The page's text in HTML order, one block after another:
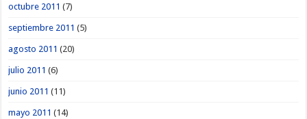
octubre 2011 (7)
septiembre 2011 (5)
agosto 2011 (20)
julio 2011 (6)
junio 2011 (11)
mayo 2011 (14)